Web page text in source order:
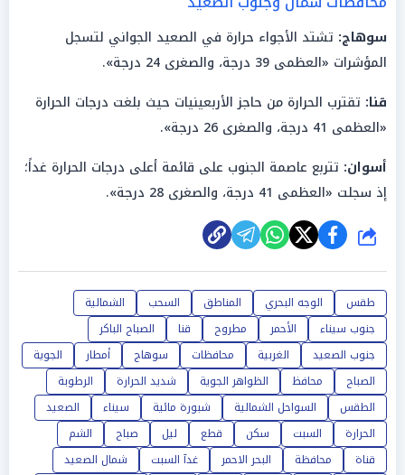
سوهاج: تشتد الأجواء حرارة في الصعيد الجواني لتسجل
المؤشرات «العظمى 39 درجة، والصغرى 24 درجة».
قنا: تقترب الحرارة من حاجز الأربعينيات حيث بلغت درجات الحرارة
«العظمى 41 درجة، والصغرى 26 درجة».
أسوان: تتربع عاصمة الجنوب على قائمة أعلى درجات الحرارة غداً؛
إذ سجلت «العظمى 41 درجة، والصغرى 28 درجة».
شارك
طقس الوجه البحري المناطق السحب
الشمالية
جنوب سيناء
الأحمر مطروح قنا
الصباح الباكر
جنوب الصعيد
الغربية محافظات سوهاج أمطار
الجوية
الصباح
محافظ الظواهر الجوية شديد الحرارة
الرطوبة
الطقس
السواحل الشمالية شبورة مائية سيناء
الصعيد
الحرارة
السبت سكن قطع ليل صباح
الشم
قناة
محافظة البحر الاحمر غدآ السبت
شمال الصعيد